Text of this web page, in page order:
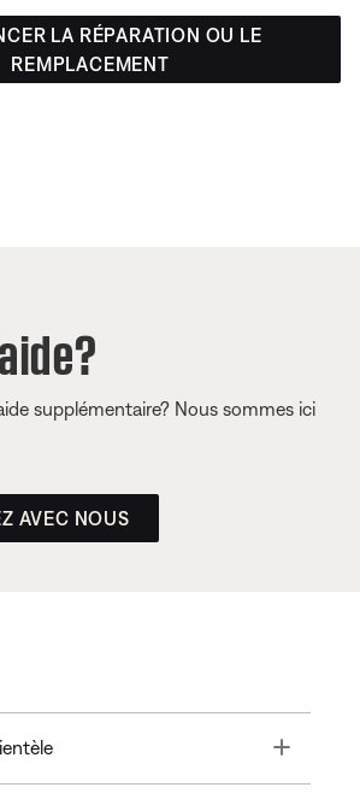
LA RÉPARATION OU LE
REMPLACEMENT
supplémentaire? Nous sommes ici
AVEC NOUS
Toggle